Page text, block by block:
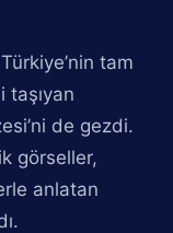
tam
taşıyan
de gezdi.
görseller,
anlatan